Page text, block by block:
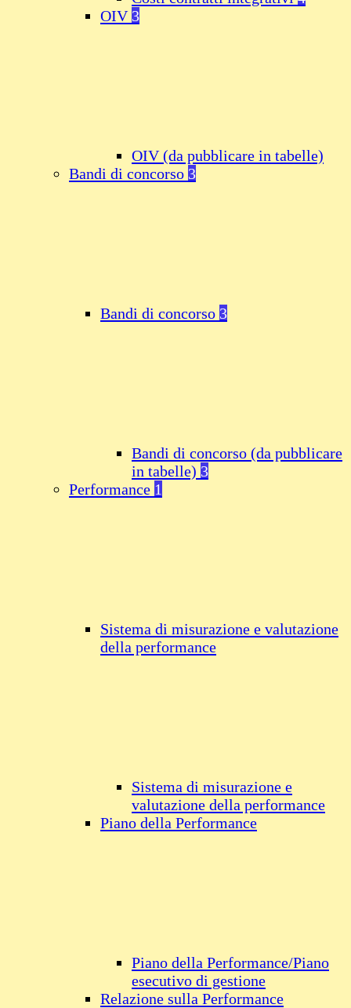
OIV 3
OIV (da pubblicare in tabelle)
Bandi di concorso 3
Bandi di concorso 3
Bandi di concorso (da pubblicare
in tabelle) 3
Performance 1
Sistema di misurazione e valutazione
della performance
Sistema di misurazione e
valutazione della performance
Piano della Performance
Piano della Performance/Piano
esecutivo di gestione
Relazione sulla Performance